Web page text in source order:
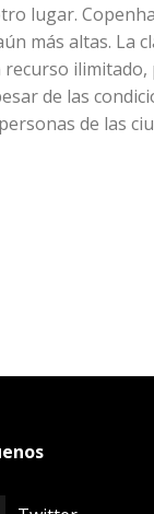
lugar.
más altas. La
ilimitado,
de las
de las